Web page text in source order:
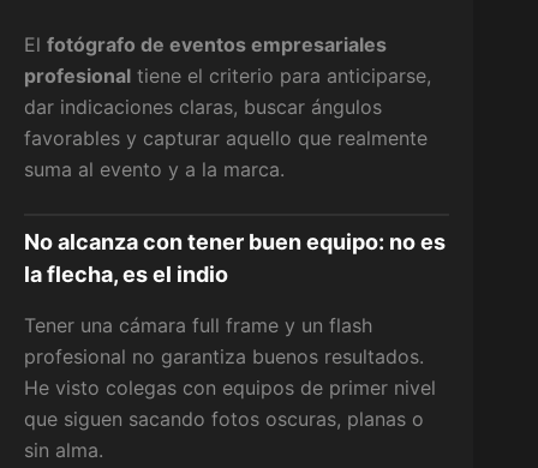
El fotógrafo de eventos empresariales
profesional tiene el criterio para anticiparse,
dar indicaciones claras, buscar ángulos
favorables y capturar aquello que realmente
suma al evento y a la marca.
No alcanza con tener buen equipo: no es
la flecha, es el indio
Tener una cámara full frame y un flash
profesional no garantiza buenos resultados.
He visto colegas con equipos de primer nivel
que siguen sacando fotos oscuras, planas o
sin alma.